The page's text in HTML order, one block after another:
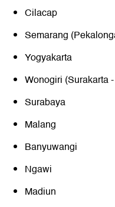
Cilacap
Semarang
Yogyakarta
Wonogiri (Surakarta
Surabaya
Malang
Banyuwangi
Ngawi
Madiun